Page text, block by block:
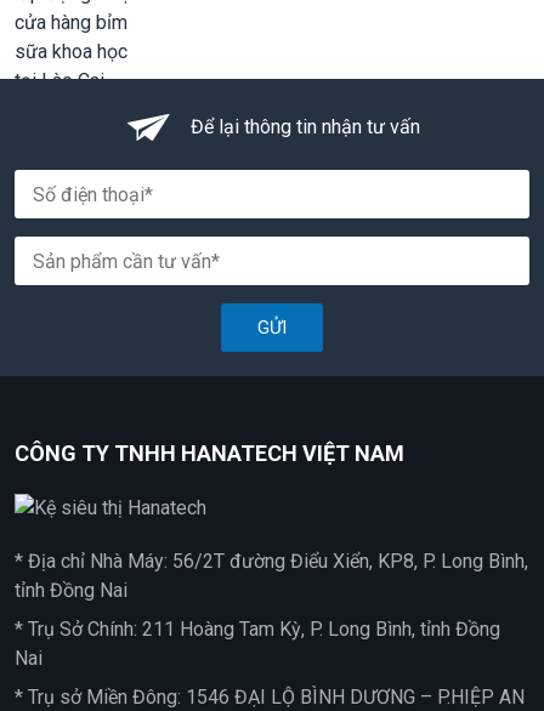
Để lại thông tin nhận tư vấn
GỬI
CÔNG TY TNHH HANATECH VIỆT NAM
* Địa chỉ Nhà Máy: 56/2T đường Điểu Xiển, KP8, P. Long Bình,
tỉnh Đồng Nai
* Trụ Sở Chính: 211 Hoàng Tam Kỳ, P. Long Bình, tỉnh Đồng
Nai
* Trụ sở Miền Đông: 1546 ĐẠI LỘ BÌNH DƯƠNG – P.HIỆP AN